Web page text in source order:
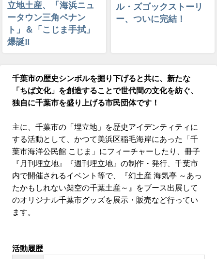
立地土産、「海浜ニュ
ータウン三角ペナン
ト」＆「こじま手拭」
爆誕‼
ル・ズゴックストーリ
ー、ついに完結！
千葉市の歴史シンボルを掘り下げると共に、新たな
「ちば文化」を創造することで世代間の文化を紡ぐ、
独自に千葉市を盛り上げる市民団体です！
主に、千葉市の「埋立地」を歴史アイデンティティに
する活動として、かつて美浜区稲毛海岸にあった「千
葉市海洋公民館 こじま」にフィーチャーしたり、冊子
『月刊埋立地』『週刊埋立地』の制作・発行、千葉市
内で開催されるイベント等で、『幻土産 海気亭 ～あっ
たかもしれない架空の千葉土産～』をブース出展して
のオリジナル千葉市グッズを展示・販売など行ってい
ます。
活動履歴